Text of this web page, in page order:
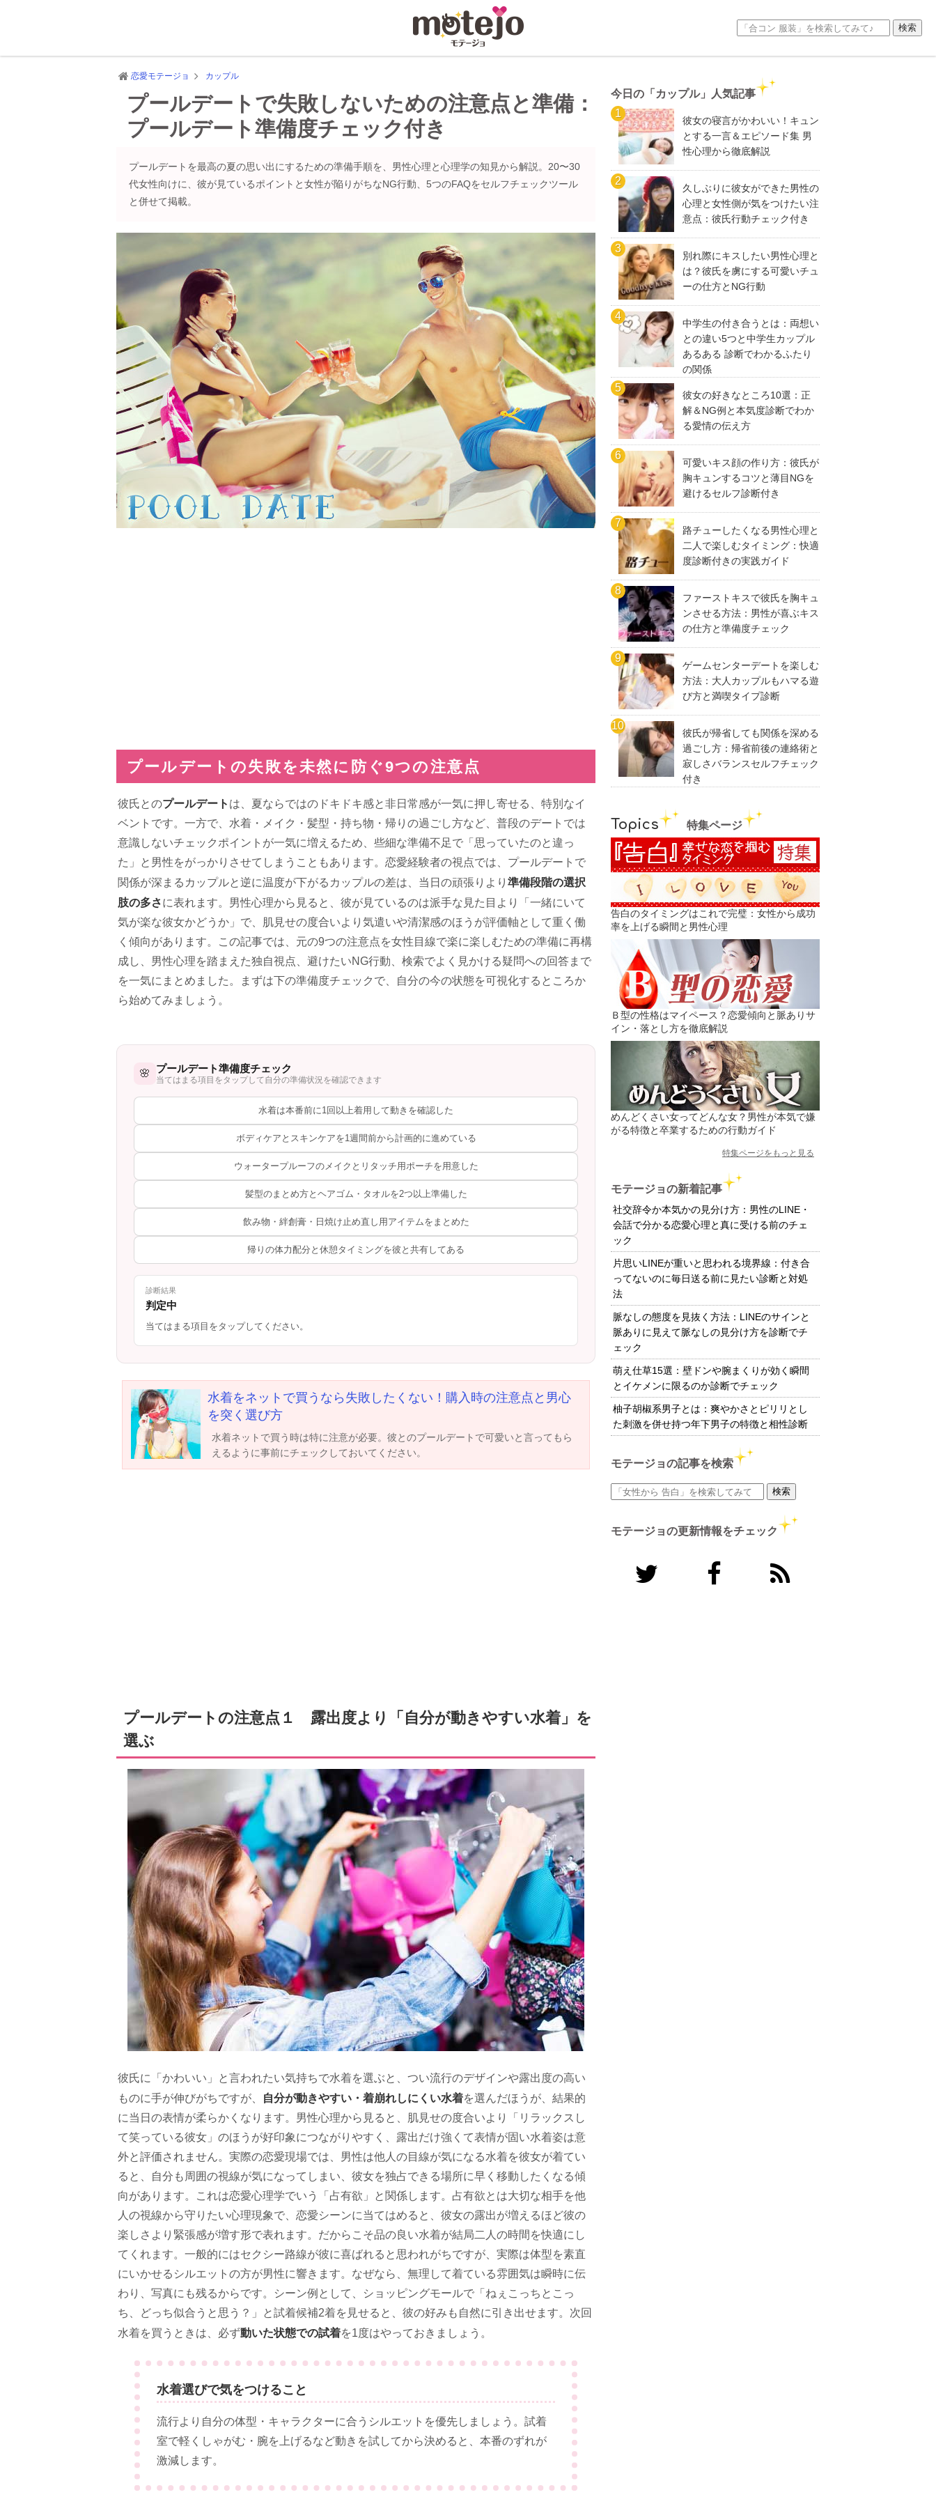
恋愛モテージョ カップル
プールデートで失敗しないための注意点と準備：
プールデート準備度チェック付き
プールデートを最高の夏の思い出にするための準備手順を、男性心理と心理学の知見から解説。20〜30
代女性向けに、彼が見ているポイントと女性が陥りがちなNG行動、5つのFAQをセルフチェックツール
と併せて掲載。
プールデートの失敗を未然に防ぐ9つの注意点
彼氏とのプールデート は、夏ならではのドキドキ感と非日常感が一気に押し寄せる、特別なイ
ベントです。一方で、水着・メイク・髪型・持ち物・帰りの過ごし方など、普段のデートでは
意識しないチェックポイントが一気に増えるため、些細な準備不足で「思っていたのと違っ
た」と男性をがっかりさせてしまうこともあります。恋愛経験者の視点では、プールデートで
関係が深まるカップルと逆に温度が下がるカップルの差は、当日の頑張りより 準備段階の選択
肢の多さに表れます。男性心理から見ると、彼が見ているのは派手な見た目より「一緒にいて
気が楽な彼女かどうか」で、肌見せの度合いより気遣いや清潔感のほうが評価軸として重く働
く傾向があります。この記事では、元の9つの注意点を女性目線で楽に楽しむための準備に再構
成し、男性心理を踏まえた独自視点、避けたいNG行動、検索でよく見かける疑問への回答まで
を一気にまとめました。まずは下の準備度チェックで、自分の今の状態を可視化するところか
ら始めてみましょう。
🌸 プールデート準備度チェック
当てはまる項目をタップして自分の準備状況を確認できます
水着は本番前に1回以上着用して動きを確認した
ボディケアとスキンケアを1週間前から計画的に進めている
ウォータープルーフのメイクとリタッチ用ポーチを用意した
髪型のまとめ方とヘアゴム・タオルを2つ以上準備した
飲み物・絆創膏・日焼け止め直し用アイテムをまとめた
帰りの体力配分と休憩タイミングを彼と共有してある
診断結果
判定中
当てはまる項目をタップしてください。
水着をネットで買うなら失敗したくない！購入時の注意点と男心
を突く選び方
水着ネットで買う時は特に注意が必要。彼とのプールデートで可愛いと言ってもら
えるように事前にチェックしておいてください。
プールデートの注意点１ 露出度より「自分が動きやすい水着」を
選ぶ
彼氏に「かわいい」と言われたい気持ちで水着を選ぶと、つい流行のデザインや露出度の高い
ものに手が伸びがちですが、
自分が動きやすい・着崩れしにくい水着を選んだほうが、結果的
に当日の表情が柔らかくなります。男性心理から見ると、肌見せの度合いより「リラックスし
て笑っている彼女」のほうが好印象につながりやすく、露出だけ強くて表情が固い水着姿は意
外と評価されません。実際の恋愛現場では、男性は他人の目線が気になる水着を彼女が着てい
ると、自分も周囲の視線が気になってしまい、彼女を独占できる場所に早く移動したくなる傾
向があります。これは恋愛心理学でいう「占有欲」と関係します。占有欲とは大切な相手を他
人の視線から守りたい心理現象で、恋愛シーンに当てはめると、彼女の露出が増えるほど彼の
楽しさより緊張感が増す形で表れます。だからこそ品の良い水着が結局二人の時間を快適にし
てくれます。一般的にはセクシー路線が彼に喜ばれると思われがちですが、実際は体型を素直
にいかせるシルエットの方が男性に響きます。なぜなら、無理して着ている雰囲気は瞬時に伝
わり、写真にも残るからです。シーン例として、ショッピングモールで「ねぇこっちとこっ
ち、どっち似合うと思う？」と試着候補2着を見せると、彼の好みも自然に引き出せます。次回
水着を買うときは、必ず動いた状態での試着を1度はやっておきましょう。
水着選びで気をつけること
流行より自分の体型・キャラクターに合うシルエットを優先しましょう。試着
室で軽くしゃがむ・腕を上げるなど動きを試してから決めると、本番のずれが
激減します。
今日の「カップル」人気記事
彼女の寝言がかわいい！キュン
とする一言＆エピソード集 男
性心理から徹底解説
久しぶりに彼女ができた男性の
心理と女性側が気をつけたい注
意点：彼氏行動チェック付き
別れ際にキスしたい男性心理と
は？彼氏を虜にする可愛いチュ
ーの仕方とNG行動
中学生の付き合うとは：両想い
との違い5つと中学生カップル
あるある 診断でわかるふたり
の関係
彼女の好きなところ10選：正
解＆NG例と本気度診断でわか
る愛情の伝え方
可愛いキス顔の作り方：彼氏が
胸キュンするコツと薄目NGを
避けるセルフ診断付き
路チューしたくなる男性心理と
二人で楽しむタイミング：快適
度診断付きの実践ガイド
ファーストキスで彼氏を胸キュ
ンさせる方法：男性が喜ぶキス
の仕方と準備度チェック
ゲームセンターデートを楽しむ
方法：大人カップルもハマる遊
び方と満喫タイプ診断
彼氏が帰省しても関係を深める
過ごし方：帰省前後の連絡術と
寂しさバランスセルフチェック
付き
Topics 特集ページ
告白のタイミングはこれで完璧：女性から成功
率を上げる瞬間と男性心理
Ｂ型の性格はマイペース？恋愛傾向と脈ありサ
イン・落とし方を徹底解説
めんどくさい女ってどんな女？男性が本気で嫌
がる特徴と卒業するための行動ガイド
特集ページをもっと見る
モテージョの新着記事
社交辞令か本気かの見分け方：男性のLINE・
会話で分かる恋愛心理と真に受ける前のチェ
ック
片思いLINEが重いと思われる境界線：付き合
ってないのに毎日送る前に見たい診断と対処
法
脈なしの態度を見抜く方法：LINEのサインと
脈ありに見えて脈なしの見分け方を診断でチ
ェック
萌え仕草15選：壁ドンや腕まくりが効く瞬間
とイケメンに限るのか診断でチェック
柚子胡椒系男子とは：爽やかさとピリリとし
た刺激を併せ持つ年下男子の特徴と相性診断
モテージョの記事を検索
モテージョの更新情報をチェック